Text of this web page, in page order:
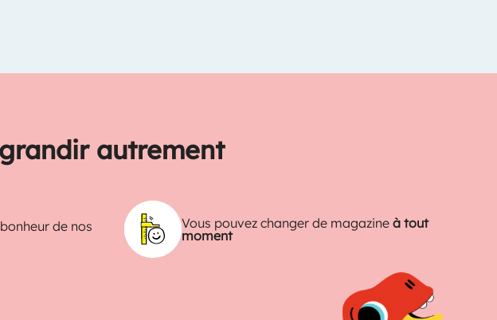
autrement
de nos
Vous pouvez changer de magazine à tout
moment